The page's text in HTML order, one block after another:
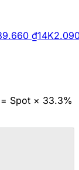
₫14K
Spot × 33.3%